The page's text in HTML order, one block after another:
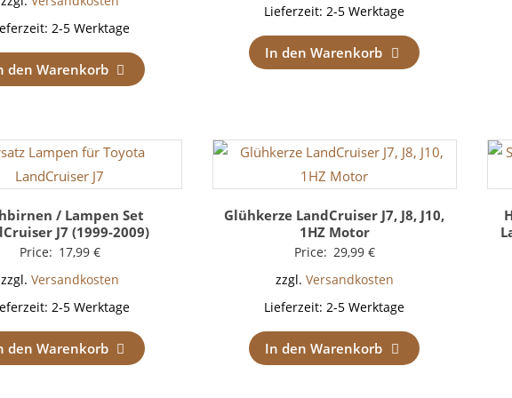
2-5 Werktage
den Warenkorb
Lieferzeit:2-5 Werktage
In den Warenkorb
/ Lampen Set
J7 (1999-2009)
Price: 17,99 €
zzgl. Versandkosten
2-5 Werktage
den Warenkorb
Glühkerze LandCruiser J7, J8, J10,
1HZ Motor
Price: 29,99 €
zzgl. Versandkosten
Lieferzeit:2-5 Werktage
In den Warenkorb